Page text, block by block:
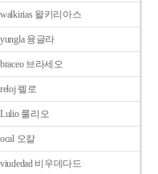
walkirias 왈키리아스
yungla 융글라
braceo 브라세오
reloj 렐로
Lulio 룰리오
ocal 오칼
viudedad 비우데다드